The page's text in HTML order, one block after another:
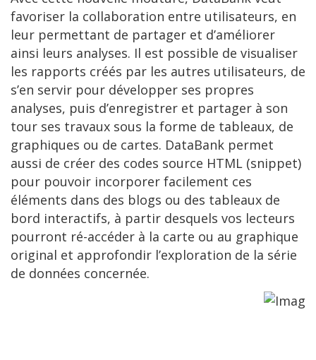
favoriser la collaboration entre utilisateurs, en
leur permettant de partager et d’améliorer
ainsi leurs analyses. Il est possible de visualiser
les rapports créés par les autres utilisateurs, de
s’en servir pour développer ses propres
analyses, puis d’enregistrer et partager à son
tour ses travaux sous la forme de tableaux, de
graphiques ou de cartes. DataBank permet
aussi de créer des codes source HTML (snippet)
pour pouvoir incorporer facilement ces
éléments dans des blogs ou des tableaux de
bord interactifs, à partir desquels vos lecteurs
pourront ré-accéder à la carte ou au graphique
original et approfondir l’exploration de la série
de données concernée.